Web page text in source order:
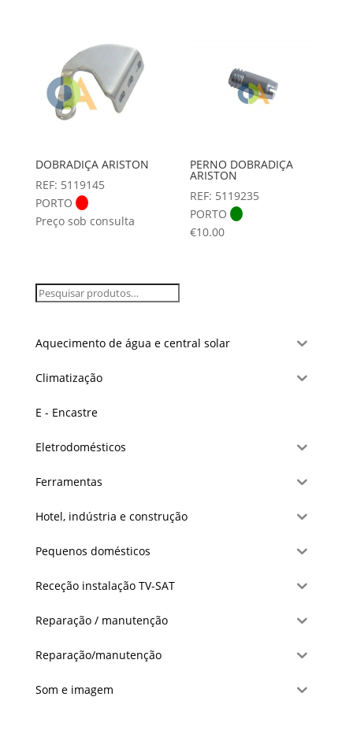
DOBRADIÇA ARISTON
REF: 5119145
PORTO
Preço sob consulta
PERNO DOBRADIÇA
ARISTON
REF: 5119235
PORTO
€10.00
Aquecimento de água e central solar
Climatização
E - Encastre
Eletrodomésticos
Ferramentas
Hotel, indústria e construção
Pequenos domésticos
Receção instalação TV-SAT
Reparação / manutenção
Reparação/manutenção
Som e imagem